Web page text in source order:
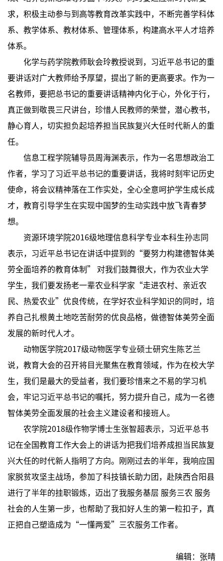
求，积极主动参与到高等教育改革实践中，不断完善学科体
系、教学体系、教材体系、管理体系，构建高水平人才培养
体系。
化学与药学院教师耿会玲教授说到，习近平总书记的重
要讲话对广大教师给予厚望，提出了新的更高要求。作为一
名教师，要把总书记的重要讲话精神内化于心，外化于行，
真正做到敬畏三尺讲台，珍惜人民教师的荣誉，潜心教书，
静心育人，切实担负起培养担当民族复兴大任时代新人的重
任。
信息工程学院辅导员周海渊表示，作为一名思想政治工
作者，学习了习近平总书记的重要讲话，我将时刻牢记历史
使命，将会议精神落在工作实处，全心全意呵护学生成长成
才，教育引导学生在实现中国梦的生动实践中放飞青春梦
想。
资源环境学院2016级地理信息科学专业本科生孙志同
表示，习近平总书记在讲话中提到的“要努力构建德智体美
劳全面培养的教育体制” 对我们鼓舞很大，作为农业大学
学生，我们要发扬老一辈农业科学家“走进农村、亲近农
民、热爱农业”优良传统，在学好农业科学知识的同时，培
养自己扎根黄土地吃苦耐劳的优良品格，做德智体美劳全面
发展的新时代人才。
动物医学院2017级动物医学专业硕士研究生陈艺兰
说，教育大会的召开将目光聚焦在教育领域，作为在校大学
生，我们是最大的受益者，我们要珍惜来之不易的学习机
会，牢记习近平总书记的嘱托，努力提升自己，成为一名德
智体美劳全面发展的社会主义建设者和接班人。
农学院2018级作物学博士生张智超表示，习近平总书
记在全国教育工作大会上的讲话为把我们培养成担当民族复
兴大任的时代新人指明了方向。刚刚过去的半年，我响应国
家脱贫攻坚主战场，参加了科技镇长助力团，赴陕西合阳县
进行了半年的挂职锻炼，迈出了我服务基层 服务三农 服务
社会的人生第一步，也帮助了我扣好人生的第一粒扣子，真
正把自己塑造成为“一懂两爱”三农服务工作者。
编辑：张晴